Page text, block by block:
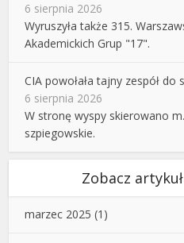
6 sierpnia 2026
Wyruszyła także 315.
Akademickich Grup "17".
CIA powołała tajny zespół do
6 sierpnia 2026
W stronę wyspy skierowano
szpiegowskie.
Zobacz
marzec 2025 (1)